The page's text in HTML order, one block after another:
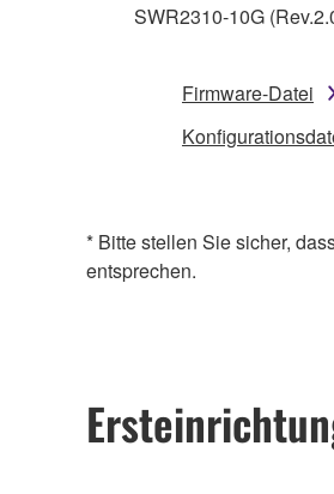
SWR2310-10G
Firmware-Datei
* Bitte stellen Sie sicher,
entsprechen.